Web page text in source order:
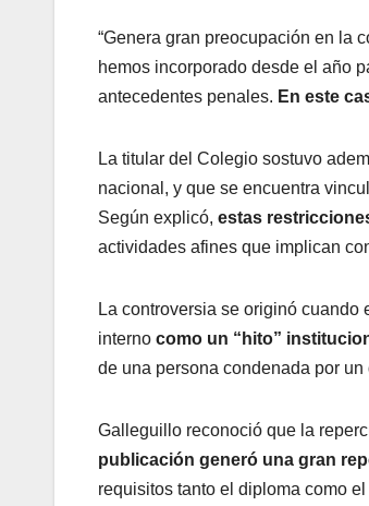
“Genera gran preocupación en la
hemos incorporado desde el año
antecedentes penales. En este
La titular del Colegio sostuvo
nacional, y que se encuentra
Según explicó, estas
actividades afines que implican
La controversia se originó
interno como un “hito”
de una persona condenada por
Galleguillo reconoció que la
publicación generó una gran
requisitos tanto el diploma como